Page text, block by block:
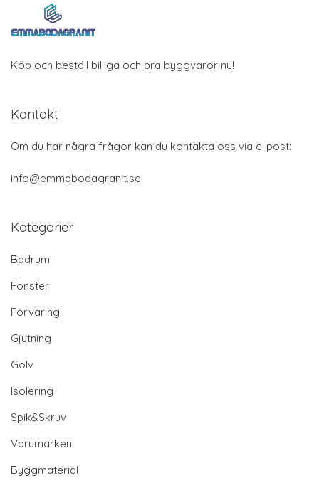
Köp och beställ billiga och bra byggvaror nu!
Kontakt
Om du har några frågor kan du kontakta oss via e-post:
info@emmabodagranit.se
Kategorier
Badrum
Fönster
Förvaring
Gjutning
Golv
Isolering
Spik&Skruv
Varumärken
Byggmaterial